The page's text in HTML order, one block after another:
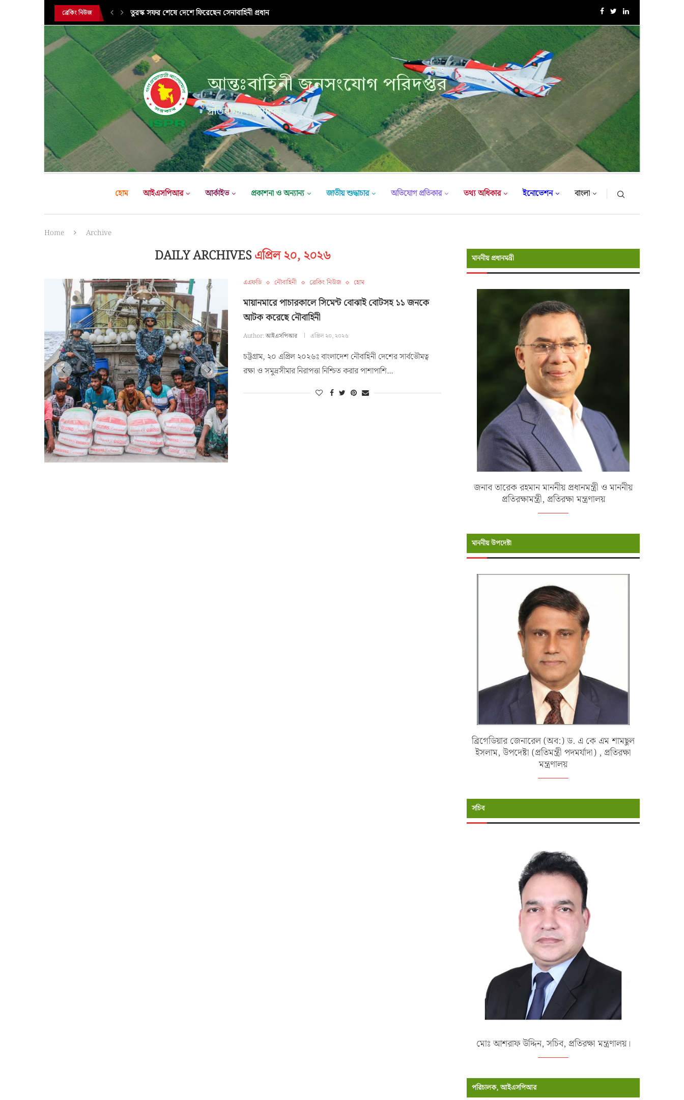
ব্রেকিং নিউজ তুরস্ক সফর শেষে দেশে ফিরেছেন সেনাবাহিনী প্রধান সরকারি সফরে তুরস্ক গমন করলেন সেনাবাহিনী প্রধান
আন্তঃবাহিনী জনসংযোগ পরিদপ্তর
প্রতিরক্ষা মন্ত্রণালয়
হোম আইএসপিআর আর্কাইভ প্রকাশনা ও অন্যান্য জাতীয় শুদ্ধাচার অভিযোগ প্রতিকার তথ্য অধিকার ইনোভেশন বাংলা
Home Archive
DAILY ARCHIVESএপ্রিল ২০, ২০২৬
এএফডি নৌবাহিনী ব্রেকিং নিউজ হোম
মায়ানমারে পাচারকালে সিমেন্ট বোঝাই বোটসহ ১১ জনকে
আটক করেছে নৌবাহিনী
Author:আইএসপিআর এপ্রিল ২০, ২০২৬
চট্টগ্রাম, ২০ এপ্রিল ২০২৬ঃ বাংলাদেশ নৌবাহিনী দেশের সার্বভৌমত্ব
রক্ষা ও সমুদ্রসীমার নিরাপত্তা নিশ্চিত করার পাশাপাশি…
মাননীয় প্রধানমন্রী
জনাব তারেক রহমান মাননীয় প্রধানমন্ত্রী ও মাননীয়
প্রতিরক্ষামন্ত্রী, প্রতিরক্ষা মন্ত্রণালয়
মাননীয় উপদেষ্টা
ব্রিগেডিয়ার জেনারেল (অব:) ড. এ কে এম শামছুল
ইসলাম, উপদেষ্টা (প্রতিমন্ত্রী পদমর্যাদা) , প্রতিরক্ষা
মন্ত্রণালয়
সচিব
মোঃ আশরাফ উদ্দিন, সচিব, প্রতিরক্ষা মন্ত্রণালয়।
পরিচালক, আইএসপিআর